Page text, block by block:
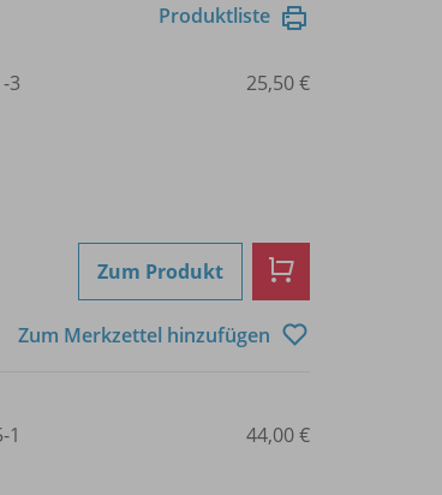
Produktliste
3 25,50 €
Zum Produkt
Zum Merkzettel hinzufügen
1 44,00 €